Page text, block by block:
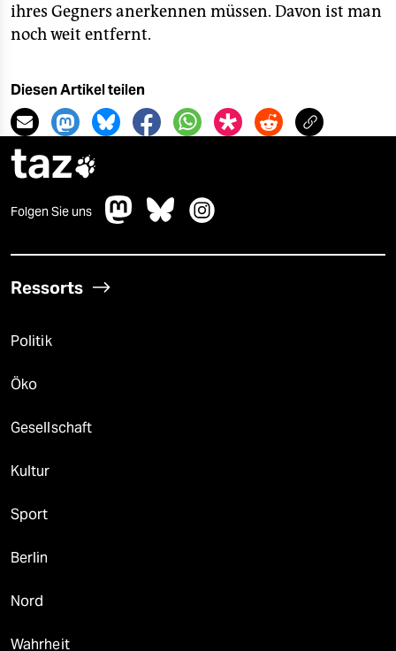
ihres Gegners anerkennen müssen. Davon ist man
noch weit entfernt.
Diesen Artikel teilen
taz
Folgen Sie uns
Ressorts
Politik
Öko
Gesellschaft
Kultur
Sport
Berlin
Nord
Wahrheit